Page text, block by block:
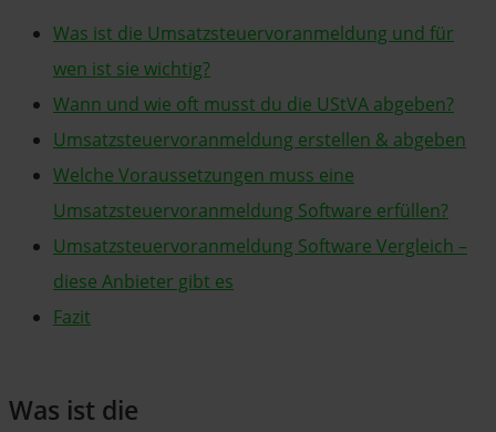
Was ist die Umsatzsteuervoranmeldung und für
wen ist sie wichtig?
Wann und wie oft musst du die UStVA abgeben?
Umsatzsteuervoranmeldung erstellen & abgeben
Welche Voraussetzungen muss eine
Umsatzsteuervoranmeldung Software erfüllen?
Umsatzsteuervoranmeldung Software Vergleich –
diese Anbieter gibt es
Fazit
Was ist die